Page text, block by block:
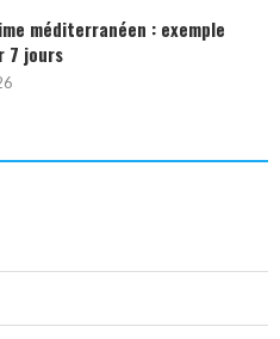
méditerranéen : exemple
7 jours